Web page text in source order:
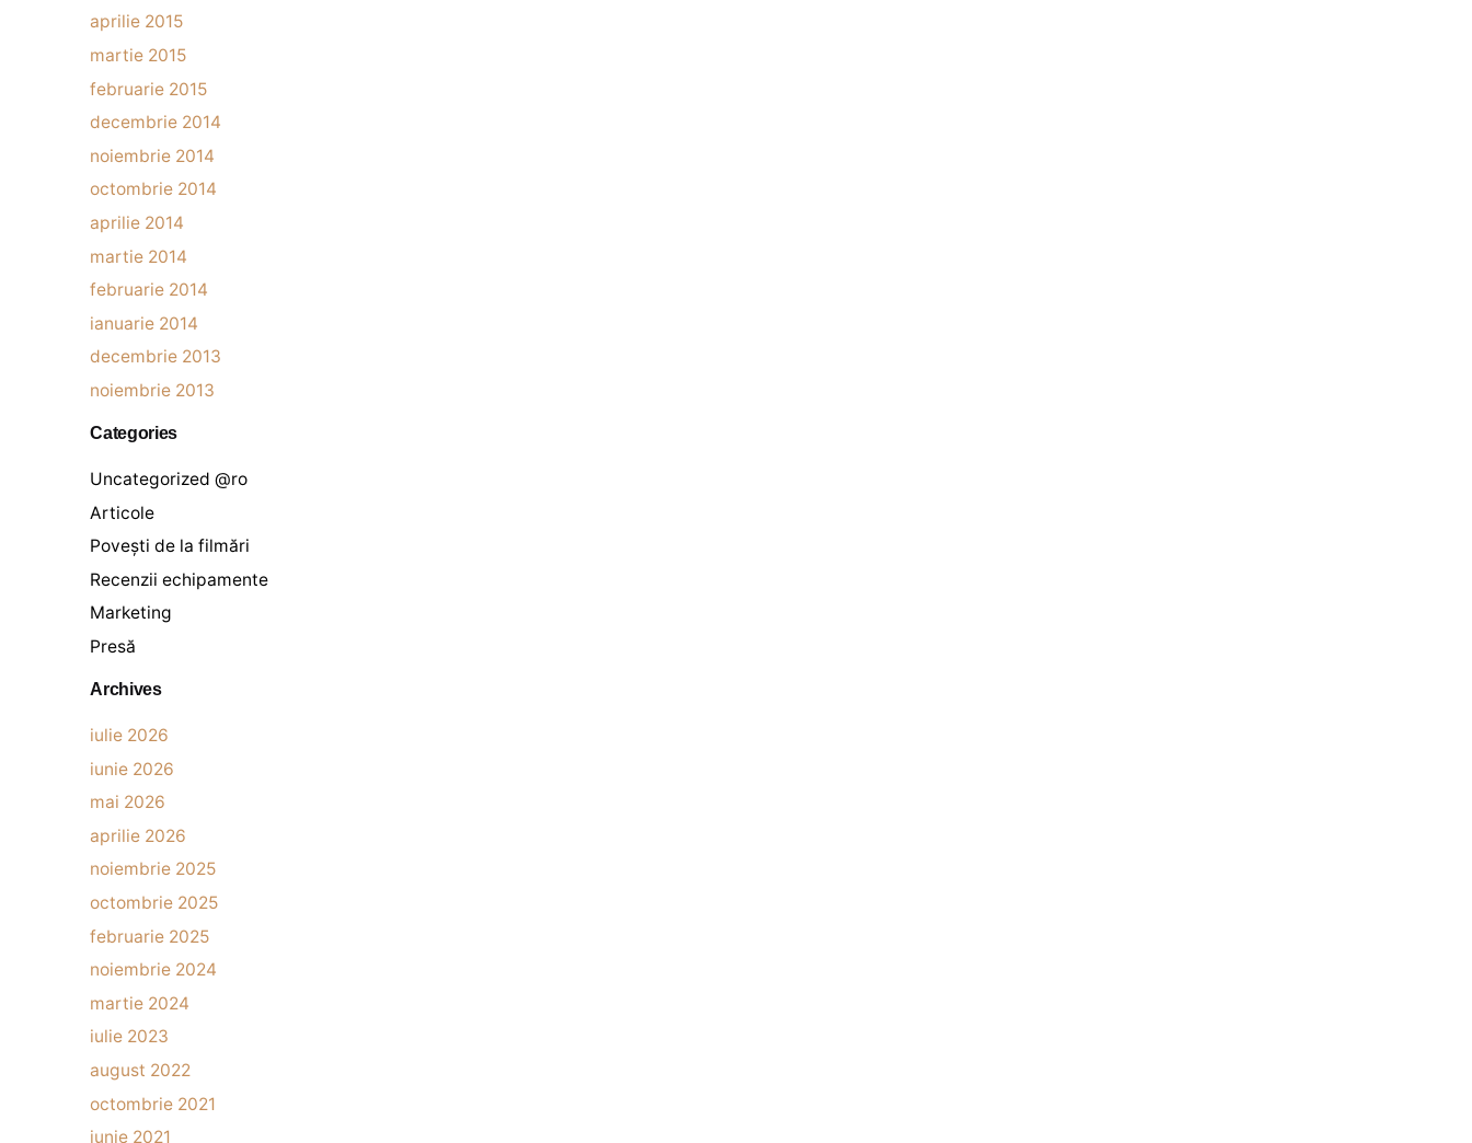
aprilie 2015
martie 2015
februarie 2015
decembrie 2014
noiembrie 2014
octombrie 2014
aprilie 2014
martie 2014
februarie 2014
ianuarie 2014
decembrie 2013
noiembrie 2013
Categories
Uncategorized @ro
Articole
Povești de la filmări
Recenzii echipamente
Marketing
Presă
Archives
iulie 2026
iunie 2026
mai 2026
aprilie 2026
noiembrie 2025
octombrie 2025
februarie 2025
noiembrie 2024
martie 2024
iulie 2023
august 2022
octombrie 2021
iunie 2021